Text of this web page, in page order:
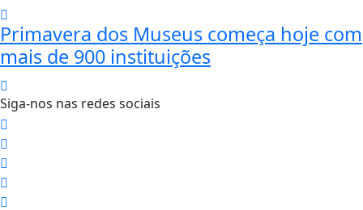
Primavera dos Museus começa hoje com
mais de 900 instituições
Siga-nos nas redes sociais